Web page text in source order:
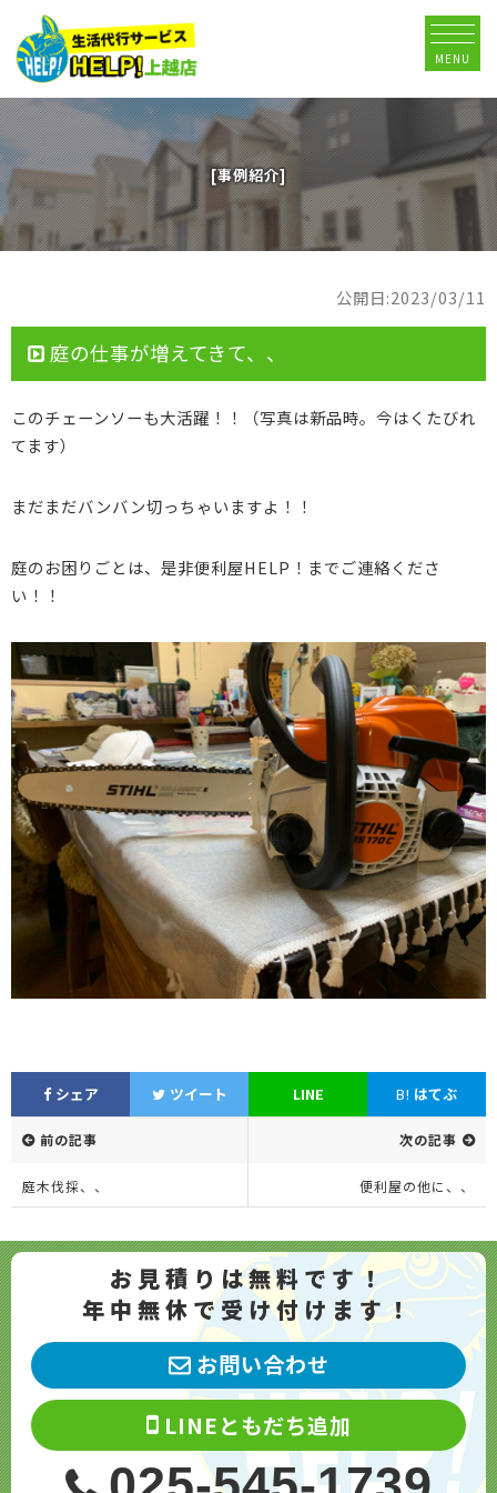
MENU
[事例紹介]
公開日:2023/03/11
庭の仕事が増えてきて、、
このチェーンソーも大活躍！！（写真は新品時。今はくたびれ
てます）
まだまだバンバン切っちゃいますよ！！
庭のお困りごとは、是非便利屋HELP！までご連絡くださ
い！！
シェア ツイート LINE B! はてぶ
前の記事
庭木伐採、、
次の記事
便利屋の他に、、
お見積りは無料です！
年中無休で受け付けます！
お問い合わせ
LINEともだち追加